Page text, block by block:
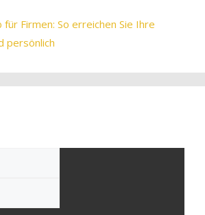
Firmen: So erreichen Sie Ihre
persönlich